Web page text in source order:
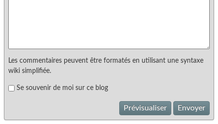
Les commentaires peuvent être formatés en utilisant une syntaxe
wiki simplifiée.
Se souvenir de moi sur ce blog
Prévisualiser Envoyer